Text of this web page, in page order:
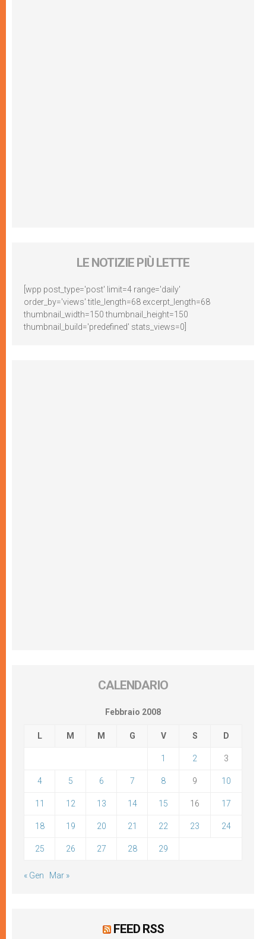
LE NOTIZIE PIÙ LETTE
[wpp post_type='post' limit=4 range='daily'
order_by='views' title_length=68 excerpt_length=68
thumbnail_width=150 thumbnail_height=150
thumbnail_build='predefined' stats_views=0]
CALENDARIO
Febbraio 2008
L M M G V S D
1 2 3
4 5 6 7 8 9 10
11 12 13 14 15 16 17
18 19 20 21 22 23 24
25 26 27 28 29
« Gen Mar »
FEED RSS